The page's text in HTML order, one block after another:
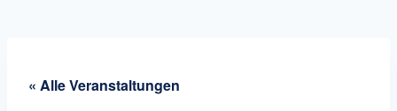
« Alle Veranstaltungen